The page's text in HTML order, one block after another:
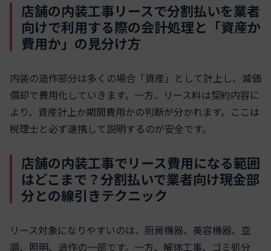
店舗の内装工事リースで分割払いを業者
向けで利用する際の会計処理と「資産か
費用か」の見分け方
内装の造作部分は多くの場合「資産」として計上し、減価
償却で費用化していきます。一方、リース料は契約内容に
より、資産計上か期間費用かの判断が分かれます。ここは
税理士と必ず連携して説明するのが安全です。
店舗の内装工事でリース費用になる範囲
はどこまで？分割払いで業者向け現金部
分との線引きテクニック
リース対象になりやすいのは、厨房機器、美容機器、空
調、照明、造作の一部です。一方、解体工事、ゴミ処分